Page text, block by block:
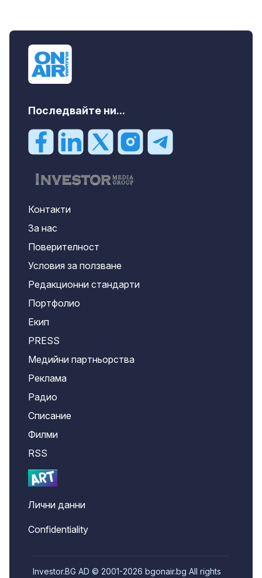
Последвайте ни...
Контакти
За нас
Поверителност
Условия за ползване
Редакционни стандарти
Портфолио
Екип
PRESS
Медийни партньорства
Реклама
Радио
Списание
Филми
RSS
Лични данни
Confidentiality
Investor.BG AD © 2001-2026 bgonair.bg All rights